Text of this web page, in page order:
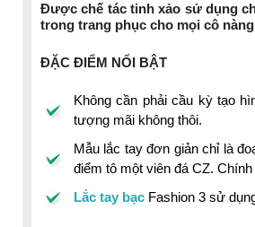
Được chế tác tinh xảo sử dụng
trong trang phục cho mọi cô
ĐẶC ĐIỂM NỔI BẬT
Không cần phải cầu kỳ tạo
tượng mãi không thôi.
Mẫu lắc tay đơn giản chỉ là
điểm tô một viên đá CZ.
Lắc tay bạc Fashion 3 sử